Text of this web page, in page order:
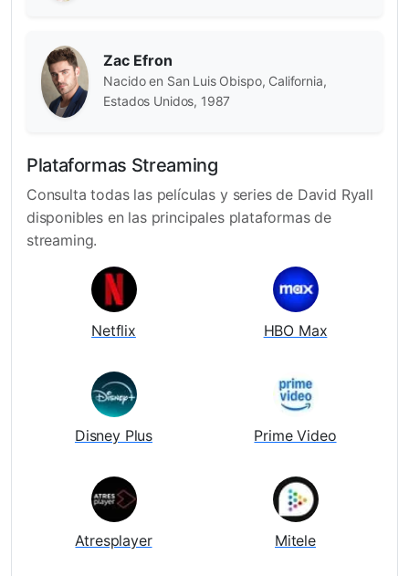
Zac Efron
Nacido en San Luis Obispo, California,
Estados Unidos, 1987
Plataformas Streaming
Consulta todas las películas y series de David Ryall
disponibles en las principales plataformas de
streaming.
Netflix HBO Max
Disney Plus Prime Video
Atresplayer Mitele